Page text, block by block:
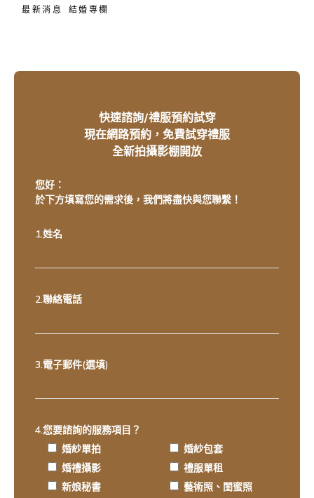
最新消息 結婚專欄
快速諮詢/禮服預約試穿
現在網路預約，免費試穿禮服
全新拍攝影棚開放
您好：
於下方填寫您的需求後，我們將盡快與您聯繫！
1.姓名
2.聯絡電話
3.電子郵件(選填)
4.您要諮詢的服務項目？
婚紗單拍
婚紗包套
婚禮攝影
禮服單租
新娘秘書
藝術照、閨蜜照